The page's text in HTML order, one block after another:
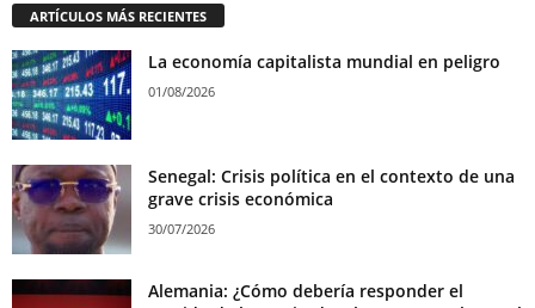
ARTÍCULOS MÁS RECIENTES
La economía capitalista mundial en peligro
01/08/2026
Senegal: Crisis política en el contexto de una
grave crisis económica
30/07/2026
Alemania: ¿Cómo debería responder el